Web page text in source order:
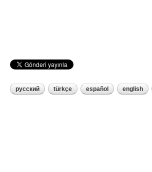
русский türkçe español english